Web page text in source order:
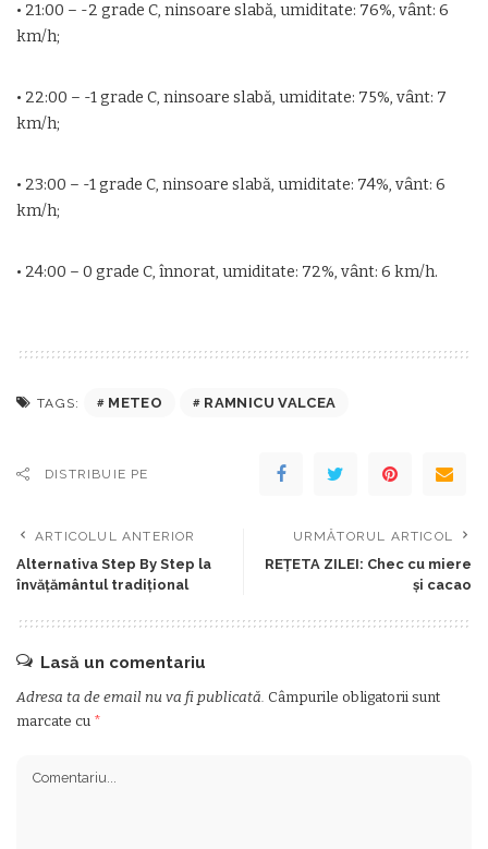
• 21:00 – -2 grade C, ninsoare slabă, umiditate: 76%, vânt: 6
km/h;
• 22:00 – -1 grade C, ninsoare slabă, umiditate: 75%, vânt: 7
km/h;
• 23:00 – -1 grade C, ninsoare slabă, umiditate: 74%, vânt: 6
km/h;
• 24:00 – 0 grade C, înnorat, umiditate: 72%, vânt: 6 km/h.
TAGS: METEO RAMNICU VALCEA
DISTRIBUIE PE
ARTICOLUL ANTERIOR
Alternativa Step By Step la
învăţământul tradiţional
URMĂTORUL ARTICOL
REŢETA ZILEI: Chec cu miere
şi cacao
Lasă un comentariu
Adresa ta de email nu va fi publicată. Câmpurile obligatorii sunt
marcate cu *